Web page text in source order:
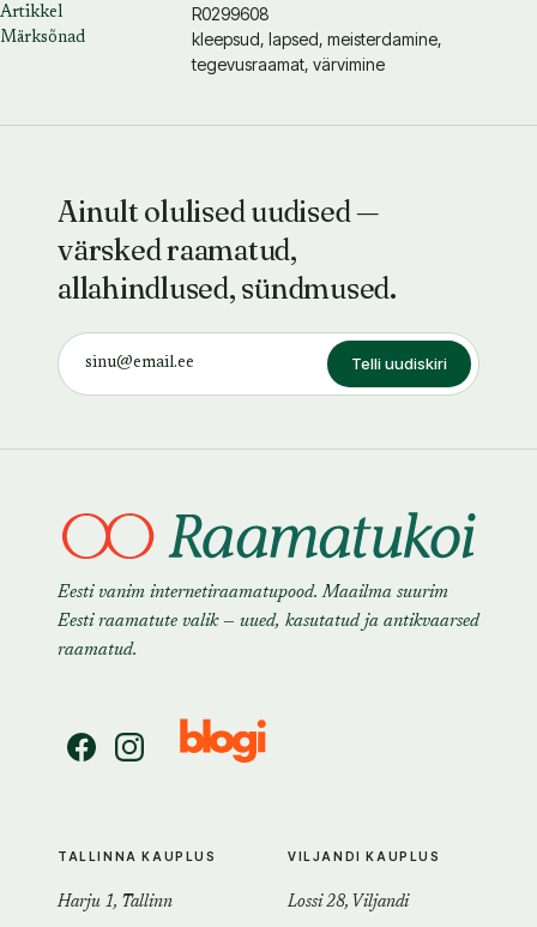
Artikkel R0299608
Märksõnad
kleepsud, lapsed, meisterdamine,
tegevusraamat, värvimine
Ainult olulised uudised —
värsked raamatud,
allahindlused, sündmused.
Telli uudiskiri
Eesti vanim internetiraamatupood. Maailma suurim
Eesti raamatute valik — uued, kasutatud ja antikvaarsed
raamatud.
TALLINNA KAUPLUS
Harju 1, Tallinn
VILJANDI KAUPLUS
Lossi 28, Viljandi